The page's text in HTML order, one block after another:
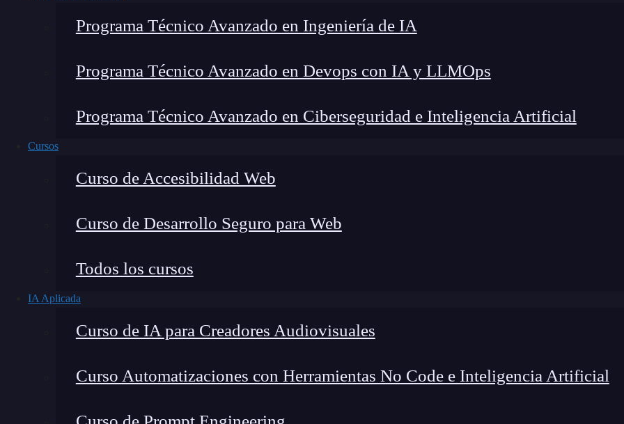
Programa Técnico Avanzado en Ingeniería de IA
Programa Técnico Avanzado en Devops con IA y LLMOps
Programa Técnico Avanzado en Ciberseguridad e Inteligencia Artificial
Cursos
Curso de Accesibilidad Web
Curso de Desarrollo Seguro para Web
Todos los cursos
IA Aplicada
Curso de IA para Creadores Audiovisuales
Curso Automatizaciones con Herramientas No Code e Inteligencia Artificial
Especialista en tecnología y formación digital, con foco en el desarrollo de talento y el análisis del sector